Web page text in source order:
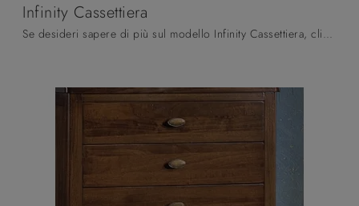
Infinity Cassettiera
Se desideri sapere di più sul modello Infinity Cassettiera, clicca e scopri i Comodini e comò Fratelli Mirandola ideali per la tua camera da letto.